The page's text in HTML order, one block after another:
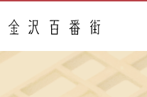
フロアガイド